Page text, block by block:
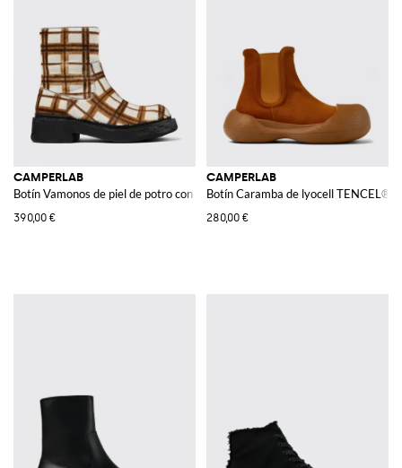
CAMPERLAB
Botín Vamonos de piel de potro con estampado a cuadros
390,00 €
CAMPERLAB
Botín Caramba de lyocell TENCEL®
280,00 €